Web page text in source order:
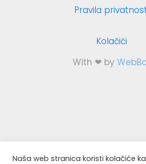
Pravila
Kolačići
With ❤ by
Naša web stranica koristi kolačiće